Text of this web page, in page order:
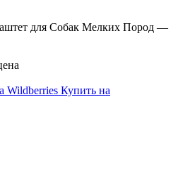
для Собак Мелких Пород —
Wildberries Купить на